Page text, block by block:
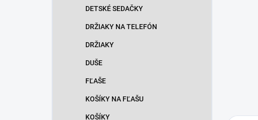
DETSKÉ SEDAČKY
DRŽIAKY NA TELEFÓN
DRŽIAKY
DUŠE
FĽAŠE
KOŠÍKY NA FĽAŠU
KOŠÍKY